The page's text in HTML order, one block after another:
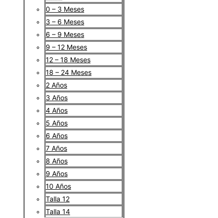
0 – 3 Meses
3 – 6 Meses
6 – 9 Meses
9 – 12 Meses
12 – 18 Meses
18 – 24 Meses
2 Años
3 Años
4 Años
5 Años
6 Años
7 Años
8 Años
9 Años
10 Años
Talla 12
Talla 14